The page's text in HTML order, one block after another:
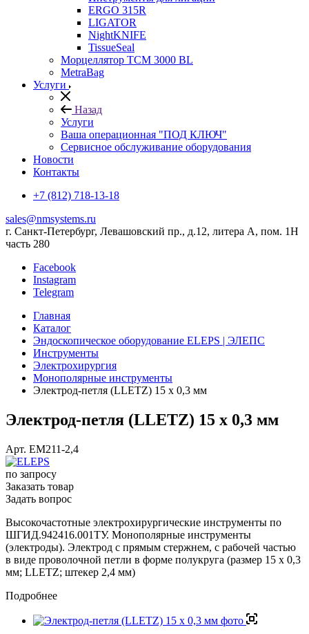
ERGO 315R
LIGATOR
NightKNIFE
TissueSeal
Морцеллятор ТСМ 3000 BL
MetraBag
Услуги
Назад
Услуги
Ваша операционная "ПОД КЛЮЧ"
Сервисное обслуживание оборудования
Новости
Контакты
+7 (812) 718-13-18
sales@nmsystems.ru
г. Санкт-Петербург, Левашовский пр., д.12, литера А, пом. 1Н
часть 280
Facebook
Instagram
Telegram
Главная
Каталог
Эндоскопическое оборудование ELEPS | ЭЛЕПС
Инструменты
Электрохирургия
Монополярные инструменты
Электрод-петля (LLETZ) 15 х 0,3 мм
Электрод-петля (LLETZ) 15 х 0,3 мм
Арт. ЕМ211-2,4
по запросу
Заказать товар
Задать вопрос
Высокочастотные электрохирургические инструменты по
ШГИД.942416.001ТУ. Монополярные инструменты
(электроды). Электрод c прямым стержнем, c рабочей частью
в виде проволочной петли в форме полукруга (размер 15 х 0,3
мм; LLETZ; штекер 2,4 мм)
Подробнее